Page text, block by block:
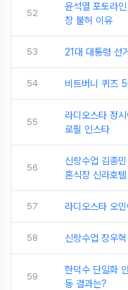
52
윤석열 포토라
장 불허 이유
53 21대 대통령 선
54 비트버니 퀴즈
55
라디오스타 정
로필 인스타
56
신랑수업 김종
혼식장 신라호
57 라디오스타 오
58 신랑수업 장우
59
한덕수 단일화
동 결과는?